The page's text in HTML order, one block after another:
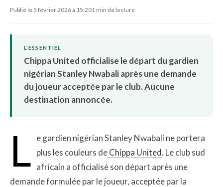
Publié le 5 février 2026 à 15:201 min de lecture
L’ESSENTIEL
Chippa United officialise le départ du gardien
nigérian Stanley Nwabali après une demande
du joueur acceptée par le club. Aucune
destination annoncée.
L e gardien nigérian Stanley Nwabali ne portera
plus les couleurs deChippa United. Le club sud
africain a officialisé son départ après une
demande formulée par le joueur, acceptée par la